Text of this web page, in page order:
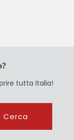
tutta Italia!
Cerca